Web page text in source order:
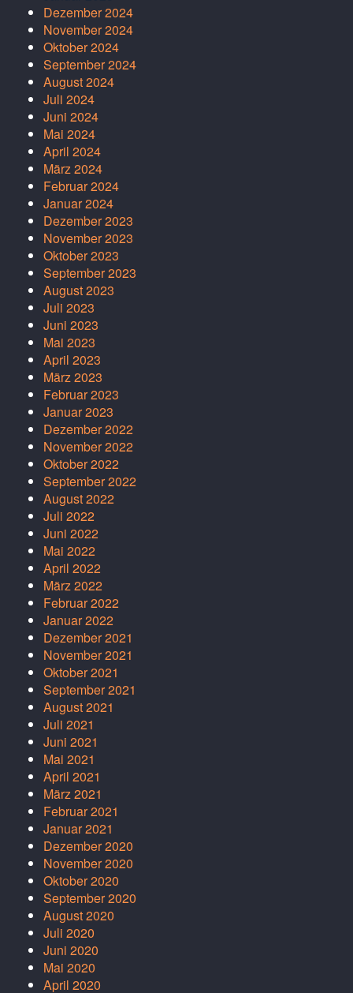
Dezember 2024
November 2024
Oktober 2024
September 2024
August 2024
Juli 2024
Juni 2024
Mai 2024
April 2024
März 2024
Februar 2024
Januar 2024
Dezember 2023
November 2023
Oktober 2023
September 2023
August 2023
Juli 2023
Juni 2023
Mai 2023
April 2023
März 2023
Februar 2023
Januar 2023
Dezember 2022
November 2022
Oktober 2022
September 2022
August 2022
Juli 2022
Juni 2022
Mai 2022
April 2022
März 2022
Februar 2022
Januar 2022
Dezember 2021
November 2021
Oktober 2021
September 2021
August 2021
Juli 2021
Juni 2021
Mai 2021
April 2021
März 2021
Februar 2021
Januar 2021
Dezember 2020
November 2020
Oktober 2020
September 2020
August 2020
Juli 2020
Juni 2020
Mai 2020
April 2020